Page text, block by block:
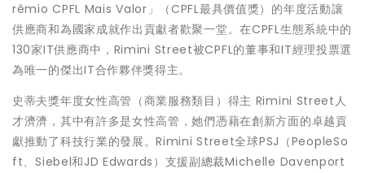
rêmio CPFL Mais Valor」（CPFL最具價值獎）的年度活動讓
供應商和為國家成就作出貢獻者歡聚一堂。在CPFL生態系統中的
130家IT供應商中，Rimini Street被CPFL的董事和IT經理投票選
為唯一的傑出IT合作夥伴獎得主。
史蒂夫獎年度女性高管（商業服務類目）得主 Rimini Street人
才濟濟，其中有許多是女性高管，她們憑藉在創新方面的卓越貢
獻推動了科技行業的發展。Rimini Street全球PSJ（PeopleSo
ft、Siebel和JD Edwards）支援副總裁Michelle Davenport